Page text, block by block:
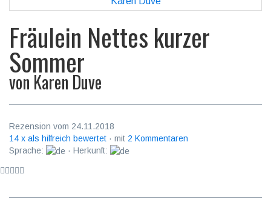
Fräulein Nettes kurzer
Sommer
von Karen Duve
Rezension vom 24.11.2018
14 x als hilfreich bewertet · mit 2 Kommentaren
Sprache:
· Herkunft: